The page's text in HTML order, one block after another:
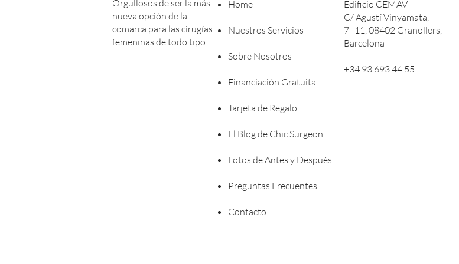
Orgullosos de ser la más
nueva opción de la
comarca para las cirugías
femeninas de todo tipo.
Home
Nuestros Servicios
Sobre Nosotros
Financiación Gratuita
Tarjeta de Regalo
El Blog de Chic Surgeon
Fotos de Antes y Después
Preguntas Frecuentes
Contacto
Edificio CEMAV
C/ Agustí Vinyamata,
7–11, 08402 Granollers,
Barcelona
+34 93 693 44 55